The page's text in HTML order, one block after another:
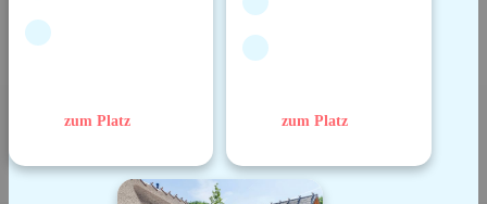
zum Platz zum Platz